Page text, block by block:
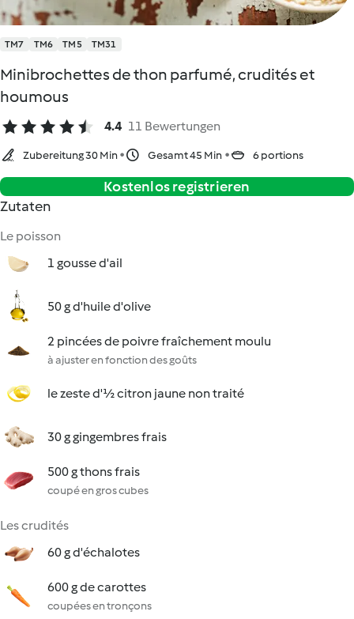
TM7 TM6 TM5 TM31
Minibrochettes de thon parfumé, crudités et
houmous
4.4 11 Bewertungen
Zubereitung 30 Min Gesamt 45 Min 6 portions
Kostenlos registrieren
Zutaten
Le poisson
1 gousse d'ail
50 g d'huile d'olive
2 pincées de poivre fraîchement moulu
à ajuster en fonction des goûts
le zeste d'½ citron jaune non traité
30 g gingembres frais
500 g thons frais
coupé en gros cubes
Les crudités
60 g d'échalotes
600 g de carottes
coupées en tronçons